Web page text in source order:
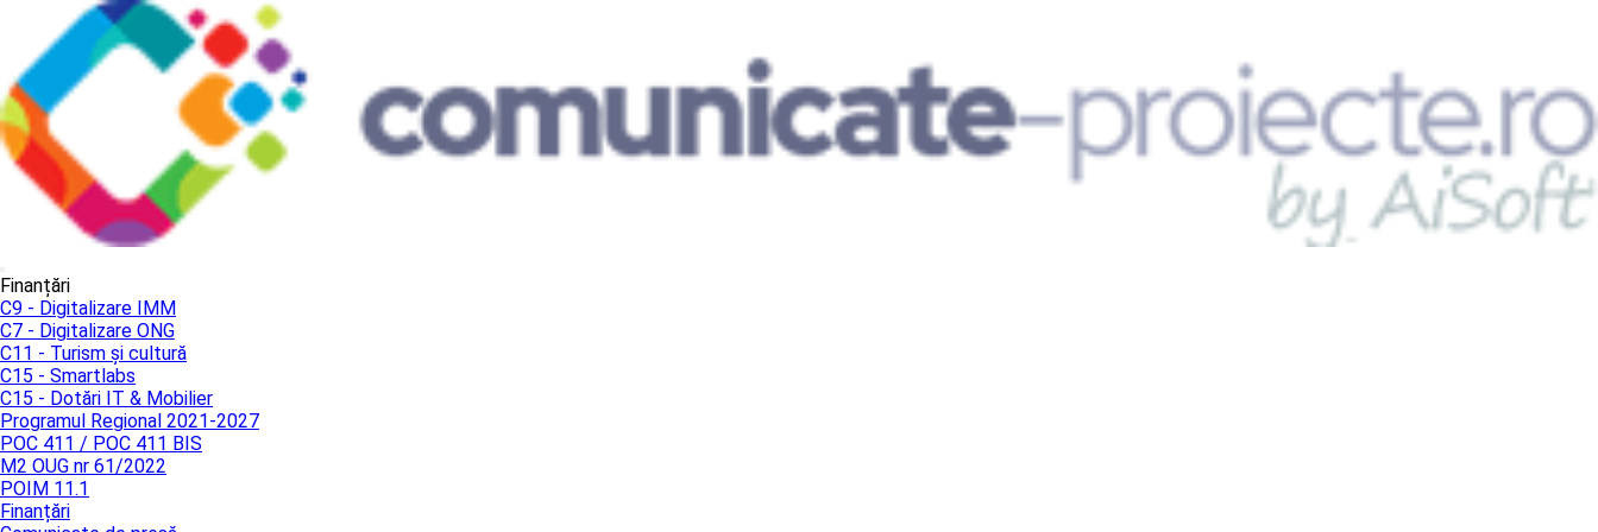
Finanțări
C9 - Digitalizare IMM
C7 - Digitalizare ONG
C11 - Turism și cultură
C15 - Smartlabs
C15 - Dotări IT & Mobilier
Programul Regional 2021-2027
POC 411 / POC 411 BIS
M2 OUG nr 61/2022
POIM 11.1
Finanțări